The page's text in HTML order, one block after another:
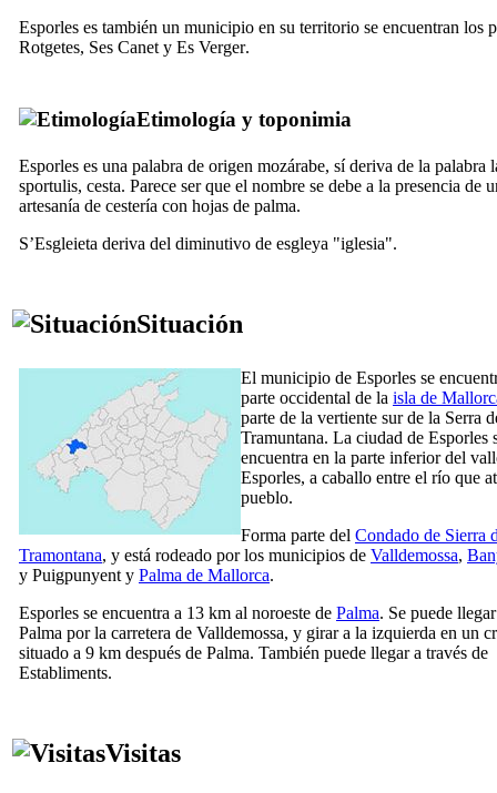
Esporles es también un municipio en su territorio se encuentran los
Rotgetes, Ses Canet y Es Verger.
Etimología y toponimia
Esporles es una palabra de origen mozárabe, sí deriva de la palabra
sportulis, cesta. Parece ser que el nombre se debe a la presencia de
artesanía de cestería con hojas de palma.
S’Esgleieta deriva del diminutivo de esgleya "iglesia".
Situación
El municipio de Esporles se
parte occidental de la isla de
parte de la vertiente sur de la Serra
Tramuntana. La ciudad de Esporles
encuentra en la parte inferior del
Esporles, a caballo entre el río que
pueblo.
Forma parte del Condado de Sierra
Tramontana, y está rodeado por los municipios de Valldemossa,
y Puigpunyent y Palma de Mallorca.
Esporles se encuentra a 13 km al noroeste de Palma. Se puede
Palma por la carretera de Valldemossa, y girar a la izquierda en un
situado a 9 km después de Palma. También puede llegar a través de
Establiments.
Visitas